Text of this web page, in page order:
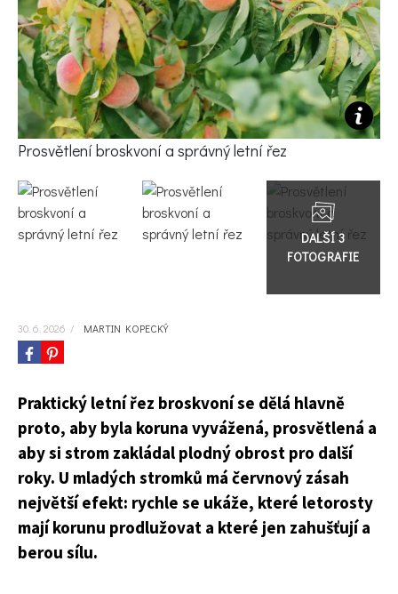
KVÍZY A TESTY
Prosvětlení broskvoní a správný letní řez
Přejít
do
galerie
30. 6. 2026 / MARTIN KOPECKÝ
Praktický letní řez broskvoní se dělá hlavně
proto, aby byla koruna vyvážená, prosvětlená a
aby si strom zakládal plodný obrost pro další
roky. U mladých stromků má červnový zásah
největší efekt: rychle se ukáže, které letorosty
mají korunu prodlužovat a které jen zahušťují a
berou sílu.